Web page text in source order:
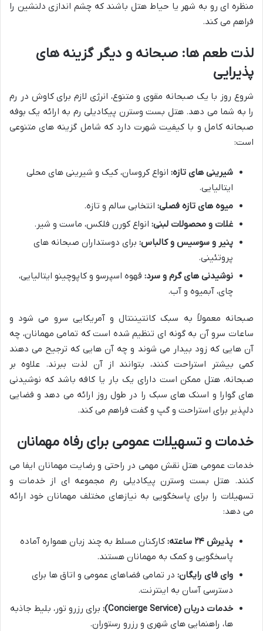
منظره ای رو به شهر یا حیاط هتل باشند که چشم اندازی دلنشین را
فراهم می کند.
لذت طعم ها: صبحانه و دیگر گزینه های
پذیرایی
شروع روز با یک صبحانه مقوی و متنوع، انرژی لازم برای کاوش در رم
را به شما می دهد. هتل بست وسترن پیکادیلی رم به ارائه یک بوفه
صبحانه کامل و با کیفیت شهرت دارد که شامل گزینه های متنوعی
است:
شیرینی های تازه: انواع کروسان، کیک و شیرینی های محلی
ایتالیایی.
میوه های تازه فصلی: انتخابی سالم و تازه.
غلات و محصولات لبنی: انواع کورن فلکس، ماست و شیر.
پنیر و سوسیس و کالباس: برای دوستداران صبحانه های
پروتئینی.
نوشیدنی های گرم و سرد: قهوه اسپرسو و کاپوچینو ایتالیایی،
چای، آبمیوه و آب.
صبحانه معمولاً به سبک کانتیننتال و آمریکایی سرو می شود و
ساعات سرو آن به گونه ای تنظیم شده است که تمامی مهمانان، چه
آن هایی که زود بیدار می شوند و چه آن هایی که ترجیح می دهند
کمی بیشتر استراحت کنند، بتوانند از آن لذت ببرند. علاوه بر
صبحانه، هتل ممکن است دارای یک بار یا کافه باشد که نوشیدنی
های گوارا و اسنک های سبک را در طول روز ارائه می دهد و فضایی
دلپذیر برای استراحت و گپ و گفت فراهم می کند.
خدمات و تسهیلات عمومی برای رفاه مهمانان
خدمات عمومی هتل نقش مهمی در راحتی و رضایت مهمانان ایفا می
کنند. هتل بست وسترن پیکادیلی رم مجموعه ای از خدمات و
تسهیلات را برای پاسخگویی به نیازهای مختلف مهمانان خود ارائه
می دهد:
پذیرش ۲۴ ساعته:
کارکنان مسلط به چند زبان همواره آماده
پاسخگویی و کمک به مهمانان هستند.
وای فای رایگان: در تمامی فضاهای عمومی و اتاق ها برای
دسترسی آسان به اینترنت.
خدمات دربان (Concierge Service):
برای رزرو تور، بلیط جاذبه
ها، راهنمایی های شهری و رزرو رستوران.